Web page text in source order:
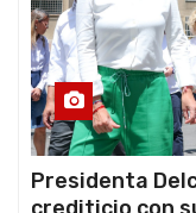
Presidenta